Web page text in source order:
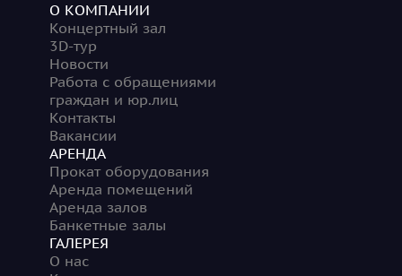
О КОМПАНИИ
Концертный зал
3D-тур
Новости
Работа с обращениями
граждан и юр.лиц
Контакты
Вакансии
АРЕНДА
Прокат оборудования
Аренда помещений
Аренда залов
Банкетные залы
ГАЛЕРЕЯ
О нас